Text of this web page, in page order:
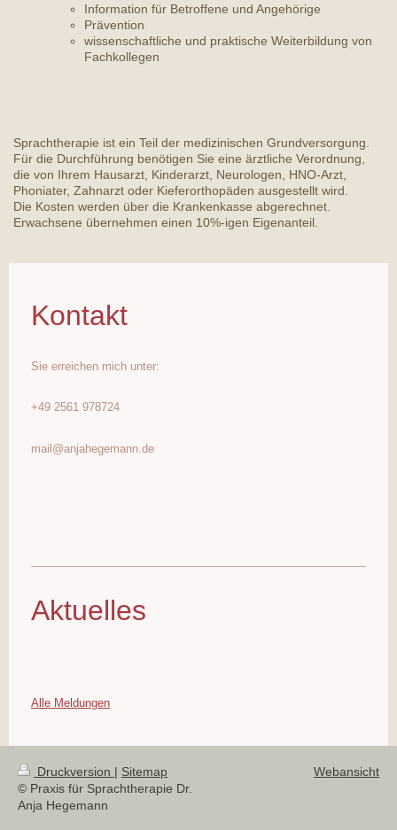
Information für Betroffene und Angehörige
Prävention
wissenschaftliche und praktische Weiterbildung von
Fachkollegen
Sprachtherapie ist ein Teil der medizinischen Grundversorgung.
Für die Durchführung benötigen Sie eine ärztliche Verordnung,
die von Ihrem Hausarzt, Kinderarzt, Neurologen, HNO-Arzt,
Phoniater, Zahnarzt oder Kieferorthopäden ausgestellt wird.
Die Kosten werden über die Krankenkasse abgerechnet.
Erwachsene übernehmen einen 10%-igen Eigenanteil.
Kontakt
Sie erreichen mich unter:
+49 2561 978724
mail@anjahegemann.de
Aktuelles
Alle Meldungen
Druckversion | Sitemap
© Praxis für Sprachtherapie Dr.
Anja Hegemann
Webansicht